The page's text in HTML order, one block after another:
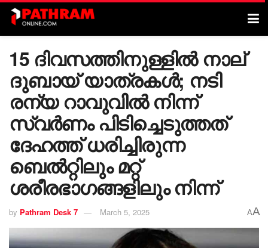
15 ദിവസത്തിനുള്ളില്‍ നാല്
ദുബായ് യാത്രകള്‍; നടി
രന്യ റാവുവില്‍ നിന്ന്
സ്വര്‍ണം പിടിച്ചെടുത്തത്
ദേഹത്ത് ധരിച്ചിരുന്ന
ബെല്‍റ്റിലും മറ്റ്
ശരീരഭാഗങ്ങളിലും നിന്ന്
by Pathram Desk 7 March 5, 2025 AA